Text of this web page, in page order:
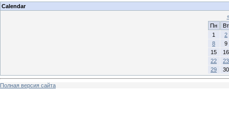
Calendar
Пн
Вт
1
2
8
9
15
16
22
23
29
30
Полная версия сайта